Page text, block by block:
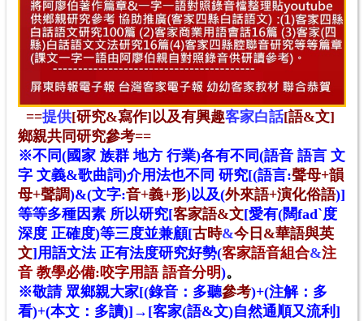
==提供[研究&寫作]以及有興趣客家白話[語&文]
鄉親共同研究參考==
※不同(國家 族群 地方 行業)各有不同(語音 語言 文
字 文義&歌曲詞)介用法也不同 研究[(語言:聲母+韻
母+聲調)&(文字:音+義+形)以及(外來語+演化俗語)]
等等多種因素 所以研究[客家語&文[愛有(闊fadˋ度
深度 正確度)等三度並兼顧[古時&今日&華語與英
文]用語文法 正有法度研究好勢(客家語音組合&注
音 教學必備:咬字用語 語音分明)。
※敬請 眾鄉親大家[(錄音：多聽參考)+(注解：多
看)+(本文：多讀)]→[客家(語&文)自然通順又流利]